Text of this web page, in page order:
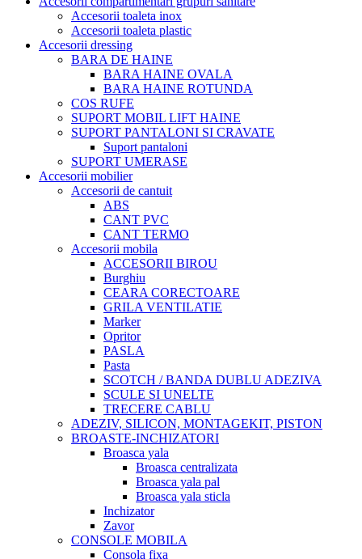
Accesorii toaleta inox
Accesorii toaleta plastic
Accesorii dressing
BARA DE HAINE
BARA HAINE OVALA
BARA HAINE ROTUNDA
COS RUFE
SUPORT MOBIL LIFT HAINE
SUPORT PANTALONI SI CRAVATE
Suport pantaloni
SUPORT UMERASE
Accesorii mobilier
Accesorii de cantuit
ABS
CANT PVC
CANT TERMO
Accesorii mobila
ACCESORII BIROU
Burghiu
CEARA CORECTOARE
GRILA VENTILATIE
Marker
Opritor
PASLA
Pasta
SCOTCH / BANDA DUBLU ADEZIVA
SCULE SI UNELTE
TRECERE CABLU
ADEZIV, SILICON, MONTAGEKIT, PISTON
BROASTE-INCHIZATORI
Broasca yala
Broasca centralizata
Broasca yala pal
Broasca yala sticla
Inchizator
Zavor
CONSOLE MOBILA
Consola fixa